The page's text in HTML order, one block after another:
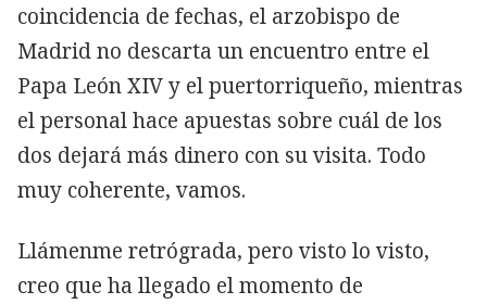
coincidencia de fechas, el arzobispo de
Madrid no descarta un encuentro entre el
Papa León XIV y el puertorriqueño, mientras
el personal hace apuestas sobre cuál de los
dos dejará más dinero con su visita. Todo
muy coherente, vamos.
Llámenme retrógrada, pero visto lo visto,
creo que ha llegado el momento de